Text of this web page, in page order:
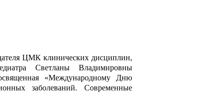
ЦМК клинических дисциплин,
Светланы Владимировны
«Международному Дню
заболеваний. Современные